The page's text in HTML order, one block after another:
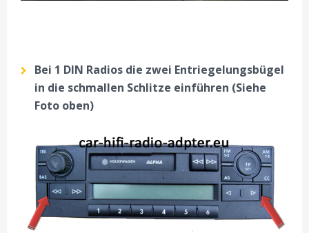
Bei 1 DIN Radios die zwei Entriegelungsbügel
in die schmallen Schlitze einführen (Siehe
Foto oben)